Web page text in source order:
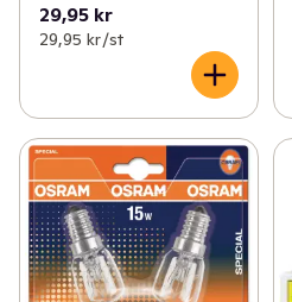
29,95 kr
29,95 kr /st